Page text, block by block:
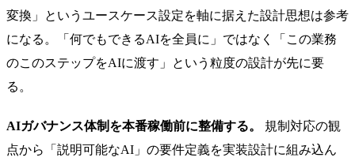
変換」というユースケース設定を軸に据えた設計思想は参考
になる。「何でもできるAIを全員に」ではなく「この業務
のこのステップをAIに渡す」という粒度の設計が先に要
る。
AIガバナンス体制を本番稼働前に整備する。
規制対応の観
点から「説明可能なAI」の要件定義を実装設計に組み込ん